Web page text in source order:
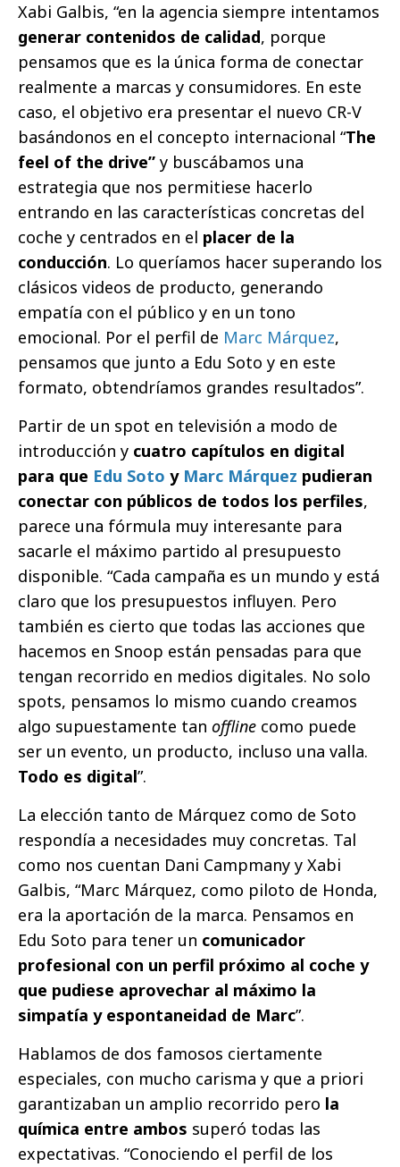
Xabi Galbis, “en la agencia siempre intentamos
generar contenidos de calidad, porque
pensamos que es la única forma de conectar
realmente a marcas y consumidores. En este
caso, el objetivo era presentar el nuevo CR-V
basándonos en el concepto internacional “The
feel of the drive” y buscábamos una
estrategia que nos permitiese hacerlo
entrando en las características concretas del
coche y centrados en el placer de la
conducción. Lo queríamos hacer superando los
clásicos videos de producto, generando
empatía con el público y en un tono
emocional. Por el perfil de Marc Márquez,
pensamos que junto a Edu Soto y en este
formato, obtendríamos grandes resultados”.
Partir de un spot en televisión a modo de
introducción y cuatro capítulos en digital
para que Edu Soto y Marc Márquez pudieran
conectar con públicos de todos los perfiles,
parece una fórmula muy interesante para
sacarle el máximo partido al presupuesto
disponible. “Cada campaña es un mundo y está
claro que los presupuestos influyen. Pero
también es cierto que todas las acciones que
hacemos en Snoop están pensadas para que
tengan recorrido en medios digitales. No solo
spots, pensamos lo mismo cuando creamos
algo supuestamente tan offline como puede
ser un evento, un producto, incluso una valla.
Todo es digital”.
La elección tanto de Márquez como de Soto
respondía a necesidades muy concretas. Tal
como nos cuentan Dani Campmany y Xabi
Galbis, “Marc Márquez, como piloto de Honda,
era la aportación de la marca. Pensamos en
Edu Soto para tener un comunicador
profesional con un perfil próximo al coche y
que pudiese aprovechar al máximo la
simpatía y espontaneidad de Marc”.
Hablamos de dos famosos ciertamente
especiales, con mucho carisma y que a priori
garantizaban un amplio recorrido pero la
química entre ambos superó todas las
expectativas. “Conociendo el perfil de los